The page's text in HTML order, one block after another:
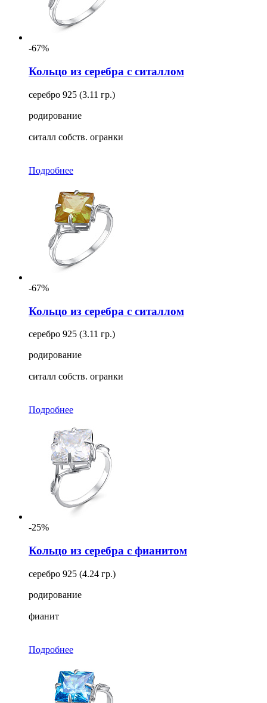
-67%
Кольцо из серебра с ситаллом
серебро 925 (3.11 гр.)
родирование
ситалл собств. огранки
Подробнее
-67%
Кольцо из серебра с ситаллом
серебро 925 (3.11 гр.)
родирование
ситалл собств. огранки
Подробнее
-25%
Кольцо из серебра с фианитом
серебро 925 (4.24 гр.)
родирование
фианит
Подробнее